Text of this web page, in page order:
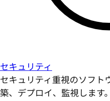
セキュリティ
セキュリティ重視のソフト
築、デプロイ、監視します。